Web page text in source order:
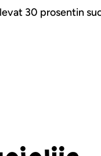
30 prosentin